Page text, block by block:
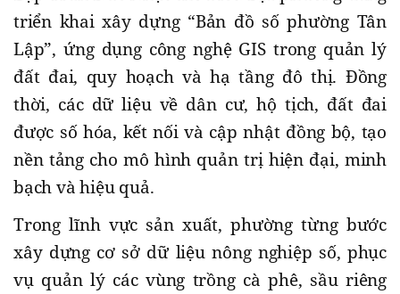
triển khai xây dựng “Bản đồ số phường Tân
Lập”, ứng dụng công nghệ GIS trong quản lý
đất đai, quy hoạch và hạ tầng đô thị. Đồng
thời, các dữ liệu về dân cư, hộ tịch, đất đai
được số hóa, kết nối và cập nhật đồng bộ, tạo
nền tảng cho mô hình quản trị hiện đại, minh
bạch và hiệu quả.
Trong lĩnh vực sản xuất, phường từng bước
xây dựng cơ sở dữ liệu nông nghiệp số, phục
vụ quản lý các vùng trồng cà phê, sầu riêng